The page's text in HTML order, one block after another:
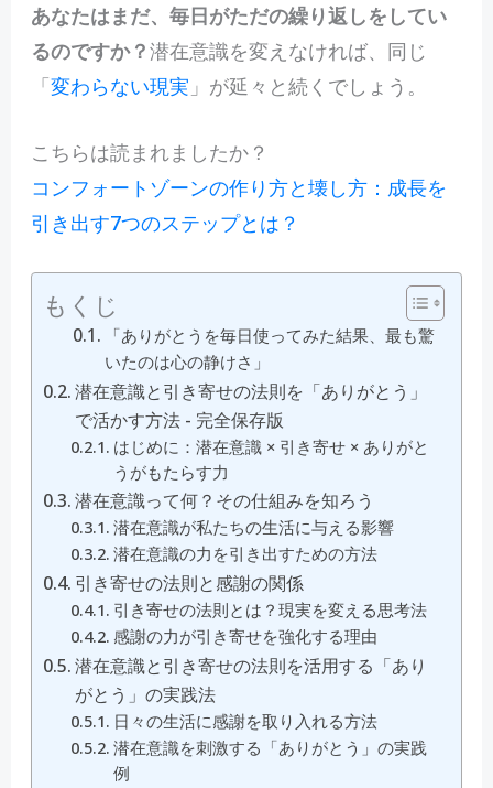
あなたはまだ、毎日がただの繰り返しをしてい
るのですか？潜在意識を変えなければ、同じ
「変わらない現実 」が延々と続くでしょう。
こちらは読まれましたか？
コンフォートゾーンの作り方と壊し方：成長を
引き出す7つのステップとは？
もくじ
「ありがとうを毎日使ってみた結果、最も驚
いたのは心の静けさ」
潜在意識と引き寄せの法則を「ありがとう」
で活かす方法 - 完全保存版
はじめに：潜在意識 × 引き寄せ × ありがと
うがもたらす力
潜在意識って何？その仕組みを知ろう
潜在意識が私たちの生活に与える影響
潜在意識の力を引き出すための方法
引き寄せの法則と感謝の関係
引き寄せの法則とは？現実を変える思考法
感謝の力が引き寄せを強化する理由
潜在意識と引き寄せの法則を活用する「あり
がとう」の実践法
日々の生活に感謝を取り入れる方法
潜在意識を刺激する「ありがとう」の実践
例